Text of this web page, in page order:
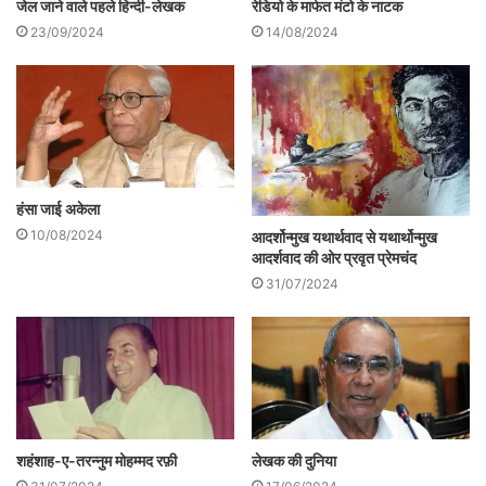
अज्ञेय के इस कथन पर कोई विशेष प्रतिक्रिया
1967 या उसके बाद के समय में हुई या नहीं इसकी
जानकारी नहीं है, पर ऐसा लगता है कि शायद नहीं
हुई। तब तक के अधिकांश लेखकों को यह लगने लगा
होगा कि लेखकीय स्वतन्त्रता और देश की
जेल जाने वाले पहले हिन्दी-लेखक
23/09/2024
रेडियो के मार्फत मंटो के नाटक
14/08/2024
हंसा जाई अकेला
10/08/2024
आदर्शोन्मुख यथार्थवाद से यथार्थोन्मुख
आदर्शवाद की ओर प्रवृत प्रेमचंद
31/07/2024
शहंशाह-ए-तरन्नुम मोहम्मद रफ़ी लेखक की दुनिया